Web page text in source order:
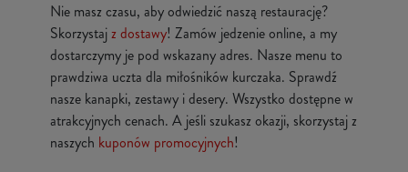
Nie masz czasu, aby odwiedzić naszą restaurację?
Skorzystajz dostawy! Zamów jedzenie online, a my
dostarczymy je pod wskazany adres. Nasze menu to
prawdziwa uczta dla miłośników kurczaka. Sprawdź
nasze kanapki, zestawy i desery. Wszystko dostępne w
atrakcyjnych cenach. A jeśli szukasz okazji, skorzystaj z
naszych kuponów promocyjnych!